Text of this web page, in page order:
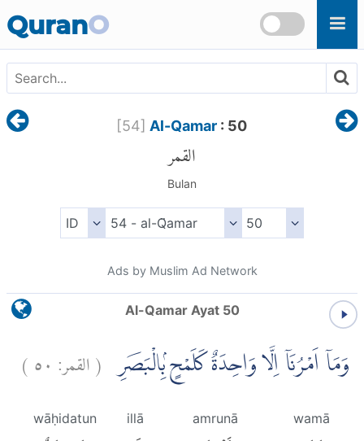
QuranO
[54] Al-Qamar : 50
القمر
Bulan
Ads by Muslim Ad Network
Al-Qamar Ayat 50
وَمَآ اَمْرُنَآ اِلَّا وَاحِدَةٌ كَلَمْحٍ ۢبِالْبَصَرِ (القمر: ٥٠)
wamā
amrunā
illā
wāḥidatun